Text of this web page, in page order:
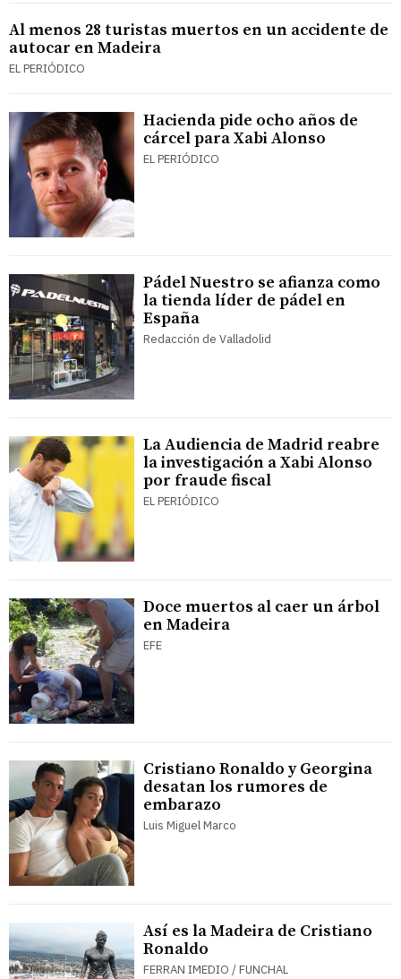
Al menos 28 turistas muertos en un accidente de
autocar en Madeira
EL PERIÓDICO
Hacienda pide ocho años de
cárcel para Xabi Alonso
EL PERIÓDICO
Pádel Nuestro se afianza como
la tienda líder de pádel en
España
Redacción de Valladolid
La Audiencia de Madrid reabre
la investigación a Xabi Alonso
por fraude fiscal
EL PERIÓDICO
Doce muertos al caer un árbol
en Madeira
EFE
Cristiano Ronaldo y Georgina
desatan los rumores de
embarazo
Luis Miguel Marco
Así es la Madeira de Cristiano
Ronaldo
FERRAN IMEDIO / FUNCHAL